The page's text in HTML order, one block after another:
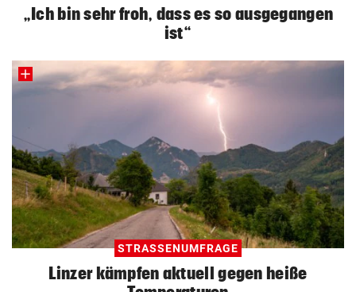
„Ich bin sehr froh, dass es so ausgegangen
ist“
STRASSENUMFRAGE
Linzer kämpfen aktuell gegen heiße